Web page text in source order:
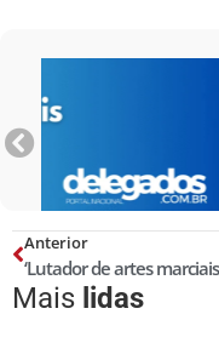
Anterior
Mais lidas